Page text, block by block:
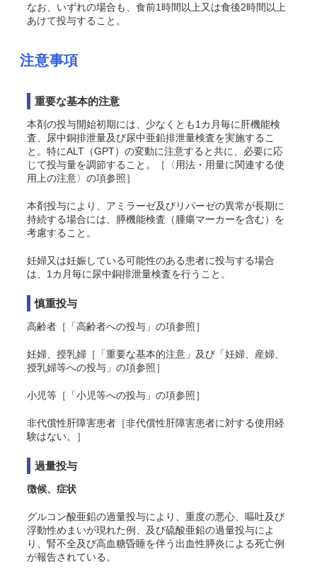
なお、いずれの場合も、食前1時間以上又は食後2時間以上
あけて投与すること。
注意事項
重要な基本的注意
本剤の投与開始初期には、少なくとも1カ月毎に肝機能検
査、尿中銅排泄量及び尿中亜鉛排泄量検査を実施するこ
と。特にALT（GPT）の変動に注意すると共に、必要に応
じて投与量を調節すること。［〈用法・用量に関連する使
用上の注意〉の項参照］
本剤投与により、アミラーゼ及びリパーゼの異常が長期に
持続する場合には、膵機能検査（腫瘍マーカーを含む）を
考慮すること。
妊婦又は妊娠している可能性のある患者に投与する場合
は、1カ月毎に尿中銅排泄量検査を行うこと。
慎重投与
高齢者［「高齢者への投与」の項参照］
妊婦、授乳婦［「重要な基本的注意」及び「妊婦、産婦、
授乳婦等への投与」の項参照］
小児等［「小児等への投与」の項参照］
非代償性肝障害患者［非代償性肝障害患者に対する使用経
験はない。］
過量投与
徴候、症状
グルコン酸亜鉛の過量投与により、重度の悪心、嘔吐及び
浮動性めまいが現れた例
、及び硫酸亜鉛の過量投与によ
り、腎不全及び高血糖昏睡を伴う出血性膵炎による死亡例
が報告されている。